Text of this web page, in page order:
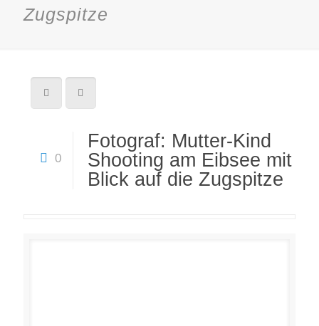
Zugspitze
0
Fotograf: Mutter-Kind
Shooting am Eibsee mit
Blick auf die Zugspitze